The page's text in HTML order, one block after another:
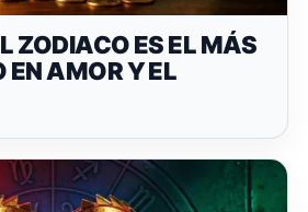
ZODIACO ES EL MÁS
AMOR Y EL